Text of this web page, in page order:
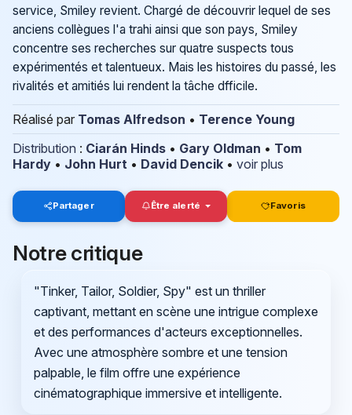
service, Smiley revient. Chargé de découvrir lequel de ses
anciens collègues l'a trahi ainsi que son pays, Smiley
concentre ses recherches sur quatre suspects tous
expérimentés et talentueux. Mais les histoires du passé, les
rivalités et amitiés lui rendent la tâche dfficile.
Réalisé par Tomas Alfredson • Terence Young
Distribution : Ciarán Hinds • Gary Oldman • Tom
Hardy • John Hurt • David Dencik • voir plus
Partager Être alerté Favoris
Notre critique
"Tinker, Tailor, Soldier, Spy" est un thriller
captivant, mettant en scène une intrigue complexe
et des performances d'acteurs exceptionnelles.
Avec une atmosphère sombre et une tension
palpable, le film offre une expérience
cinématographique immersive et intelligente.